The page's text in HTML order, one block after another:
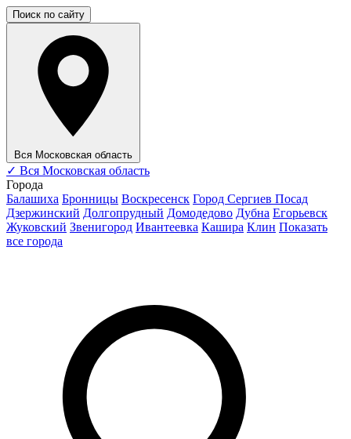
Поиск по сайту
Вся Московская область
✓ Вся Московская область
Города
Балашиха Бронницы Воскресенск Город Сергиев Посад
Дзержинский Долгопрудный Домодедово Дубна Егорьевск
Жуковский Звенигород Ивантеевка Кашира Клин Показать
все города